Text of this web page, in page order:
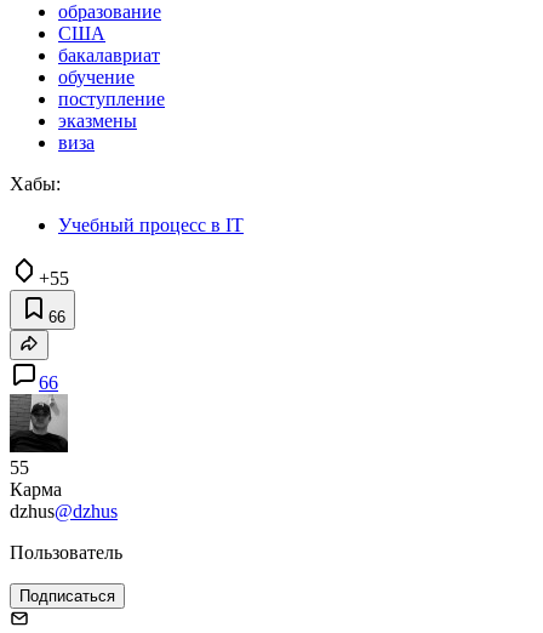
образование
США
бакалавриат
обучение
поступление
эказмены
виза
Хабы:
Учебный процесс в IT
+55
66
66
55
Карма
dzhus@dzhus
Пользователь
Подписаться